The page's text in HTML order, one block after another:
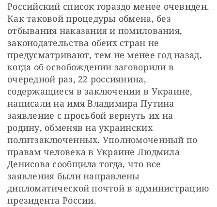
Российский список гораздо менее очевиден.
Как таковой процедуры обмена, без
отбывания наказания и помилования,
законодательства обеих стран не
предусматривают, тем не менее год назад,
когда об освобождении заговорили в
очередной раз, 22 россиянина,
содержащиеся в заключении в Украине,
написали на имя Владимира Путина
заявление с просьбой вернуть их на
родину, обменяв на украинских
политзаключенных. Уполномоченный по
правам человека в Украине Людмила
Денисова сообщила тогда, что все
заявления были направлены
дипломатической почтой в администрацию
президента России.